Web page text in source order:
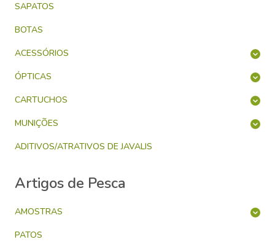
SAPATOS
BOTAS
ACESSÓRIOS
ÓPTICAS
CARTUCHOS
MUNIÇÕES
ADITIVOS/ATRATIVOS DE JAVALIS
Artigos de Pesca
AMOSTRAS
PATOS